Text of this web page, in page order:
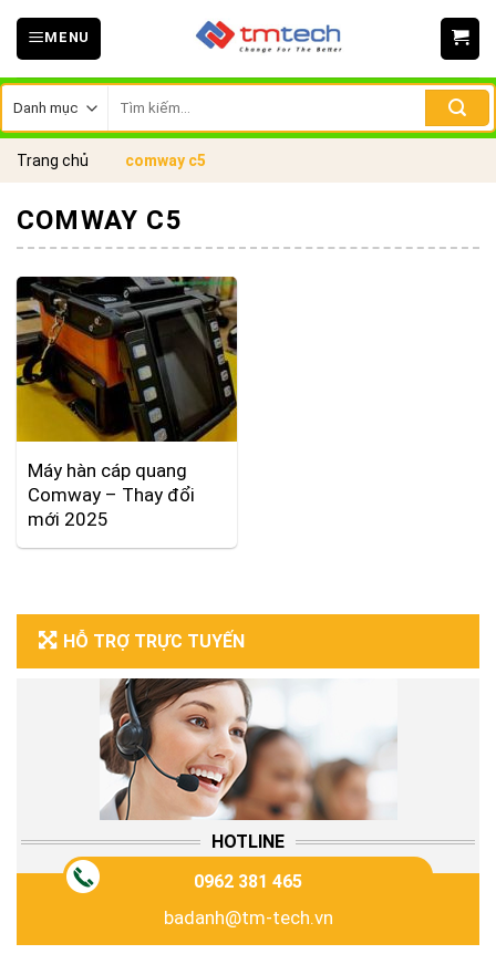
Skip
MENU
kiếm:
Trang chủ comway c5
HỖ TRỢ TRỰC TUYẾN
HOTLINE
0962 381 465
badanh@tm-tech.vn
COMWAY C5
Máy hàn cáp quang
Comway – Thay đổi
mới 2025